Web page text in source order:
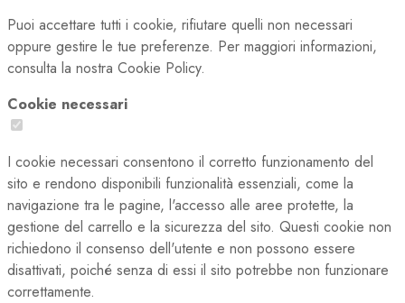
Puoi accettare tutti i cookie, rifiutare quelli non necessari
oppure gestire le tue preferenze. Per maggiori informazioni,
consulta la nostra Cookie Policy.
Cookie necessari
I cookie necessari consentono il corretto funzionamento del
sito e rendono disponibili funzionalità essenziali, come la
navigazione tra le pagine, l'accesso alle aree protette, la
gestione del carrello e la sicurezza del sito. Questi cookie non
richiedono il consenso dell'utente e non possono essere
disattivati, poiché senza di essi il sito potrebbe non funzionare
correttamente.